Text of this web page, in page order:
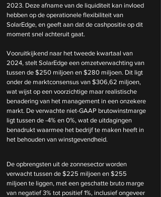
2023. Deze afname van de liquiditeit kan invloed
hebben op de operationele flexibiliteit van
SolarEdge, en geeft aan dat de cashpositie op dit
moment snel achteruit gaat.
Vooruitkijkend naar het tweede kwartaal van
2024, stelt SolarEdge een omzetverwachting van
tussen de $250 miljoen en $280 miljoen. Dit ligt
onder de marktconsensus van $306,62 miljoen,
wat wijst op een voorzichtige maar realistische
benadering van het management in een onzekere
markt. De verwachte niet-GAAP brutowinstmarge
ligt tussen de -4% en 0%, wat de uitdagingen
benadrukt waarmee het bedrijf te maken heeft in
het behouden van winstgevendheid.
De opbrengsten uit de zonnesector worden
verwacht tussen de $225 miljoen en $255
miljoen te liggen, met een geschatte bruto marge
van negatief 3% tot positief 1%, inclusief ongeveer